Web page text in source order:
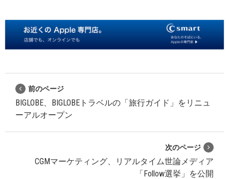
前のページ
BIGLOBE、BIGLOBEトラベルの「旅行ガイド」をリニュ
ーアルオープン
次のページ
CGMマーケティング、リアルタイム世論メディア
「Follow選挙」を公開